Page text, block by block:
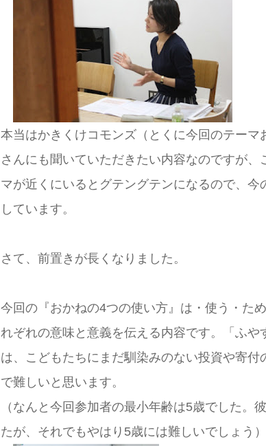
本当はかきくけコモンズ（とくに今回のテーマ
さんにも聞いていただきたい内容なのですが、
マが近くにいるとグテングテンになるので、今
しています。
さて、前置きが長くなりました。
今回の『おかねの4つの使い方』は・使う・た
れぞれの意味と意義を伝える内容です。「ふや
は、こどもたちにまだ馴染みのない投資や寄付
で難しいと思います。
（なんと今回参加者の最小年齢は5歳でした。
たが、それでもやはり5歳には難しいでしょう）